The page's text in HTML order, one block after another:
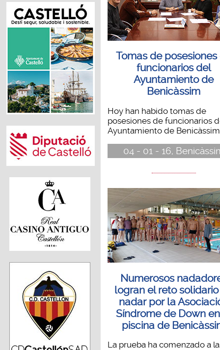
Tomas de posesiones
funcionarios del
Ayuntamiento de
Benicàssim
Hoy han habido tomas de
posesiones de funcionarios
Ayuntamiento de Benicàssim
04 - 01 - 16,
Numerosos
logran el reto
nadar por la
Síndrome de Down
piscina de
La prueba ha comenzado a